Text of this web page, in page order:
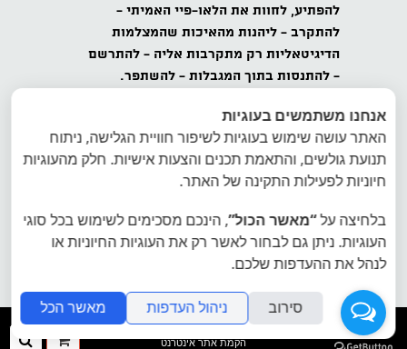
להפתיע, לחוות את הלאו-פיי האמיתי -
להתקרב - ליהנות מהאיכות שהמצלמות
הדיגיטאליות רק מתקרבות אליה - להתרשם
- להתנסות בתוך המגבלות - להשתפר.
כל הזכויות שמורות לאינטרפוטו, לומוגרפיה
ישראל, ט.ל.ח.
הצטרפו למועדון הלומוגרפים בישראל - הרשמה
אתר היבואן הרשמי של לומוגרפיה אינטרפוטו
פיתוח תמונות פיתוח סרטי צילום
folyou
הקמת אתר אינטרנט ההזמנה
אנחנו משתמשים בעוגיות
האתר עושה שימוש בעוגיות לשיפור חוויית הגלישה, ניתוח
תנועת גולשים, והתאמת תכנים והצעות אישיות. חלק מהעוגיות
חיוניות לפעילות התקינה של האתר.
בלחיצה על“מאשר הכול”, הינכם מסכימים לשימוש בכל סוגי
העוגיות. ניתן גם לבחור לאשר רק את העוגיות החיוניות או
לנהל את ההעדפות שלכם.
סירוב ניהול העדפות מאשר הכל